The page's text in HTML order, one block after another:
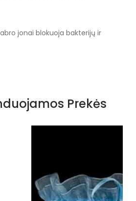
jonai blokuoja bakterijų ir
smėlio spalvos
Prekės